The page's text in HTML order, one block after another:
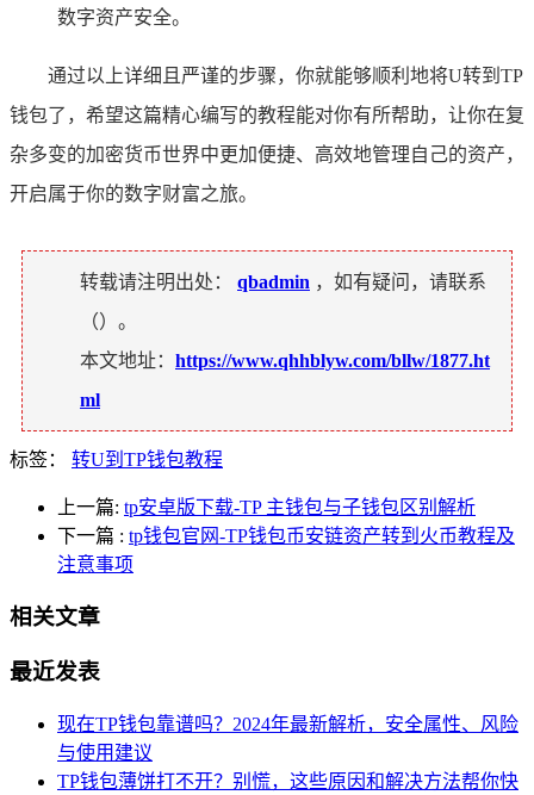
数字资产安全。
通过以上详细且严谨的步骤，你就能够顺利地将U转到TP
钱包了，希望这篇精心编写的教程能对你有所帮助，让你在复
杂多变的加密货币世界中更加便捷、高效地管理自己的资产，
开启属于你的数字财富之旅。
转载请注明出处： qbadmin ，如有疑问，请联系
（）。
本文地址： https://www.qhhblyw.com/bllw/1877.ht
ml
标签： 转U到TP钱包教程
上一篇: tp安卓版下载-TP 主钱包与子钱包区别解析
下一篇 : tp钱包官网-TP钱包币安链资产转到火币教程及
注意事项
相关文章
最近发表
现在TP钱包靠谱吗？2024年最新解析，安全属性、风险
与使用建议
TP钱包薄饼打不开？别慌，这些原因和解决方法帮你快